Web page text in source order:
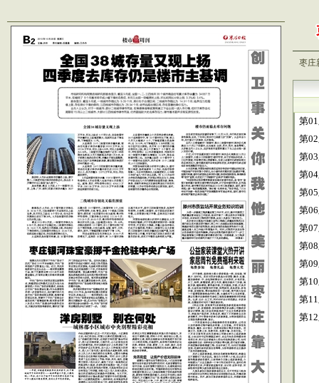
枣庄
第
第
第
第
第
第
第
第
第
第
第
第